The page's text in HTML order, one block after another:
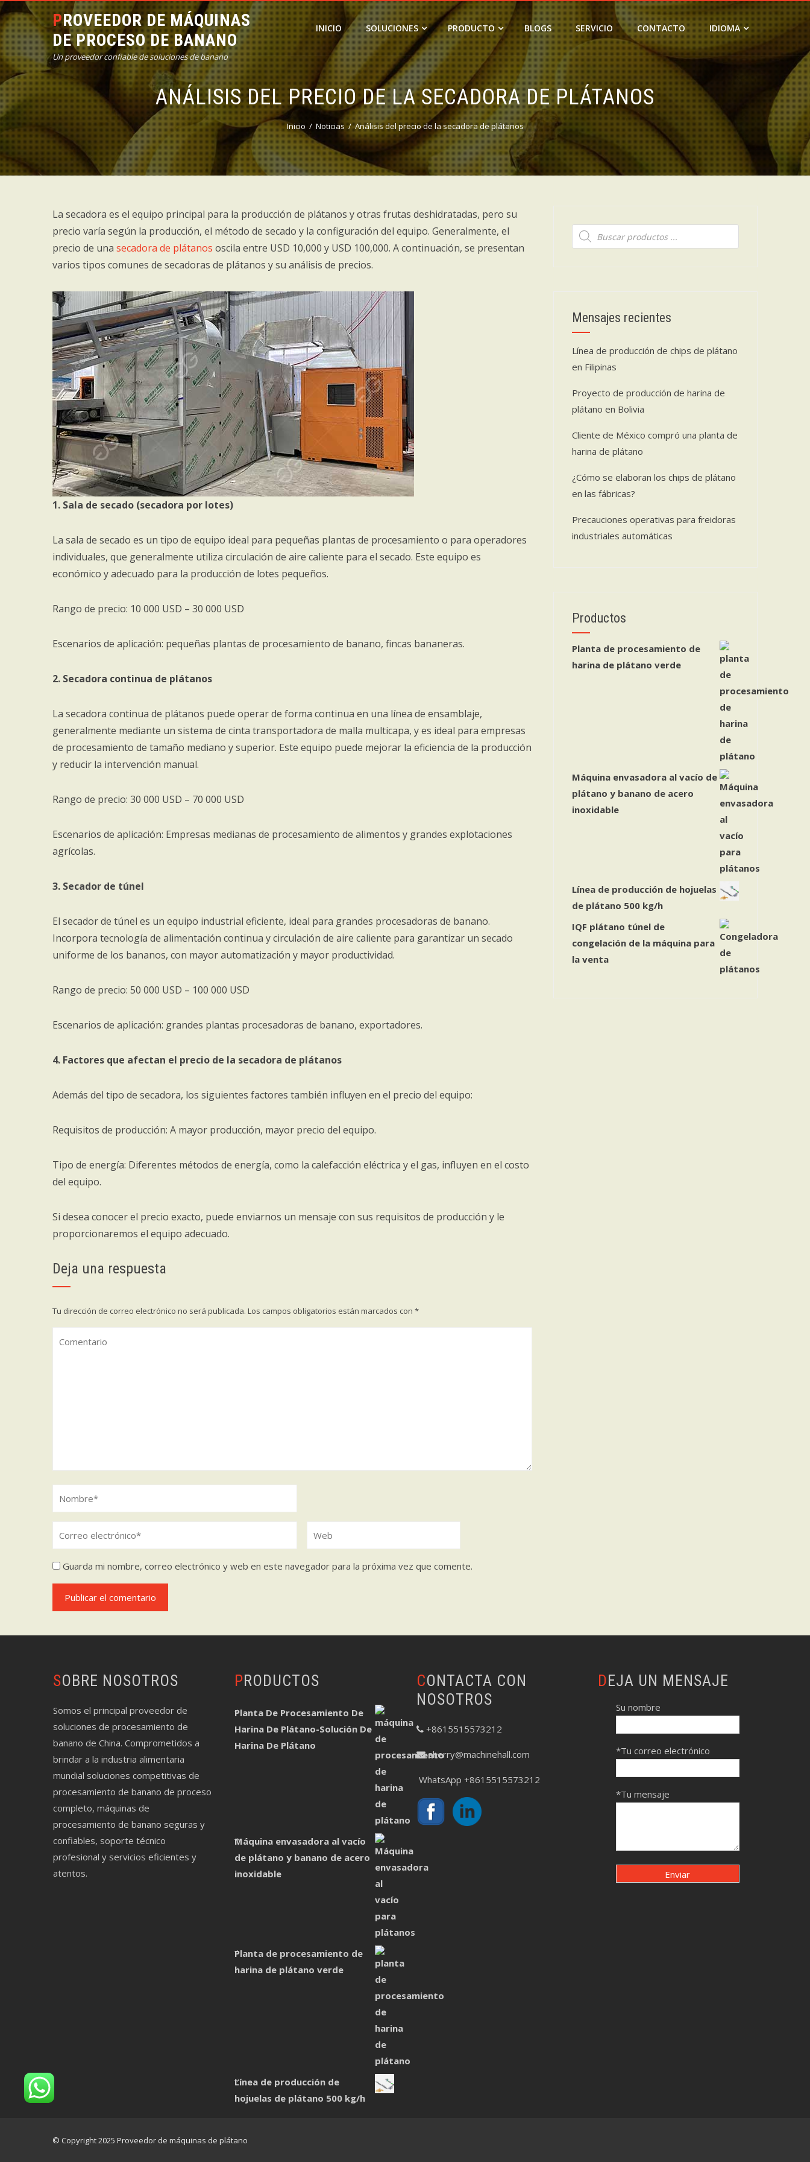
PROVEEDOR DE MÁQUINAS
DE PROCESO DE BANANO
Un proveedor confiable de soluciones de banano
INICIO SOLUCIONES PRODUCTO BLOGS SERVICIO CONTACTO IDIOMA
ANÁLISIS DEL PRECIO DE LA SECADORA DE PLÁTANOS
Inicio Noticias Análisis del precio de la secadora de plátanos
La secadora es el equipo principal para la producción de plátanos y otras frutas deshidratadas, pero su
precio varía según la producción, el método de secado y la configuración del equipo. Generalmente, el
precio de una secadora de plátanos oscila entre USD 10,000 y USD 100,000. A continuación, se presentan
varios tipos comunes de secadoras de plátanos y su análisis de precios.
1. Sala de secado (secadora por lotes)
La sala de secado es un tipo de equipo ideal para pequeñas plantas de procesamiento o para operadores
individuales, que generalmente utiliza circulación de aire caliente para el secado. Este equipo es
económico y adecuado para la producción de lotes pequeños.
Rango de precio: 10 000 USD – 30 000 USD
Escenarios de aplicación: pequeñas plantas de procesamiento de banano, fincas bananeras.
2. Secadora continua de plátanos
La secadora continua de plátanos puede operar de forma continua en una línea de ensamblaje,
generalmente mediante un sistema de cinta transportadora de malla multicapa, y es ideal para empresas
de procesamiento de tamaño mediano y superior. Este equipo puede mejorar la eficiencia de la producción
y reducir la intervención manual.
Rango de precio: 30 000 USD – 70 000 USD
Escenarios de aplicación: Empresas medianas de procesamiento de alimentos y grandes explotaciones
agrícolas.
3. Secador de túnel
El secador de túnel es un equipo industrial eficiente, ideal para grandes procesadoras de banano.
Incorpora tecnología de alimentación continua y circulación de aire caliente para garantizar un secado
uniforme de los bananos, con mayor automatización y mayor productividad.
Rango de precio: 50 000 USD – 100 000 USD
Escenarios de aplicación: grandes plantas procesadoras de banano, exportadores.
4. Factores que afectan el precio de la secadora de plátanos
Además del tipo de secadora, los siguientes factores también influyen en el precio del equipo:
Requisitos de producción: A mayor producción, mayor precio del equipo.
Tipo de energía: Diferentes métodos de energía, como la calefacción eléctrica y el gas, influyen en el costo
del equipo.
Si desea conocer el precio exacto, puede enviarnos un mensaje con sus requisitos de producción y le
proporcionaremos el equipo adecuado.
Deja una respuesta
Tu dirección de correo electrónico no será publicada. Los campos obligatorios están marcados con *
Guarda mi nombre, correo electrónico y web en este navegador para la próxima vez que comente.
Búsqueda
de
productos
Mensajes recientes
Línea de producción de chips de plátano
en Filipinas
Proyecto de producción de harina de
plátano en Bolivia
Cliente de México compró una planta de
harina de plátano
¿Cómo se elaboran los chips de plátano
en las fábricas?
Precauciones operativas para freidoras
industriales automáticas
Productos
Planta de procesamiento de
harina de plátano verde
Máquina envasadora al vacío de
plátano y banano de acero
inoxidable
Línea de producción de hojuelas
de plátano 500 kg/h
IQF plátano túnel de
congelación de la máquina para
la venta
SOBRE NOSOTROS
Somos el principal proveedor de
soluciones de procesamiento de
banano de China. Comprometidos a
brindar a la industria alimentaria
mundial soluciones competitivas de
procesamiento de banano de proceso
completo, máquinas de
procesamiento de banano seguras y
confiables, soporte técnico
profesional y servicios eficientes y
atentos.
PRODUCTOS
Planta De Procesamiento De
Harina De Plátano-Solución De
Harina De Plátano
Máquina envasadora al vacío
de plátano y banano de acero
inoxidable
Planta de procesamiento de
harina de plátano verde
Línea de producción de
hojuelas de plátano 500 kg/h
CONTACTA CON
NOSOTROS
+8615515573212
sherry@machinehall.com
WhatsApp +8615515573212
DEJA UN MENSAJE
Su nombre
*Tu correo electrónico
*Tu mensaje
© Copyright 2025 Proveedor de máquinas de plátano